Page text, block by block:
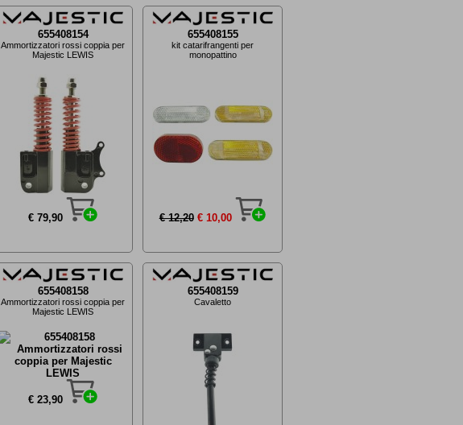
655408154
Ammortizzatori rossi coppia per
Majestic LEWIS
€ 79,90
655408155
kit catarifrangenti per
monopattino
€ 12,20 € 10,00
655408158
Ammortizzatori rossi coppia per
Majestic LEWIS
€ 23,90
655408159
Cavaletto